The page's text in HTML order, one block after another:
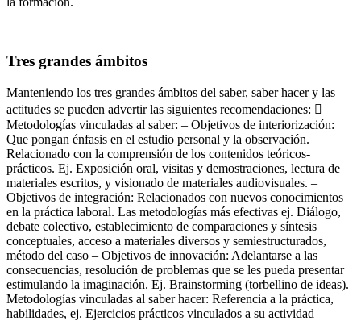
Tres grandes ámbitos
Manteniendo los tres grandes ámbitos del saber, saber hacer y las
actitudes se pueden advertir las siguientes recomendaciones: 
Metodologías vinculadas al saber: – Objetivos de interiorización:
Que pongan énfasis en el estudio personal y la observación.
Relacionado con la comprensión de los contenidos teóricos-
prácticos. Ej. Exposición oral, visitas y demostraciones, lectura de
materiales escritos, y visionado de materiales audiovisuales. –
Objetivos de integración: Relacionados con nuevos conocimientos
en la práctica laboral. Las metodologías más efectivas ej. Diálogo,
debate colectivo, establecimiento de comparaciones y síntesis
conceptuales, acceso a materiales diversos y semiestructurados,
método del caso – Objetivos de innovación: Adelantarse a las
consecuencias, resolución de problemas que se les pueda presentar
estimulando la imaginación. Ej. Brainstorming (torbellino de ideas).
Metodologías vinculadas al saber hacer: Referencia a la práctica,
habilidades, ej. Ejercicios prácticos vinculados a su actividad